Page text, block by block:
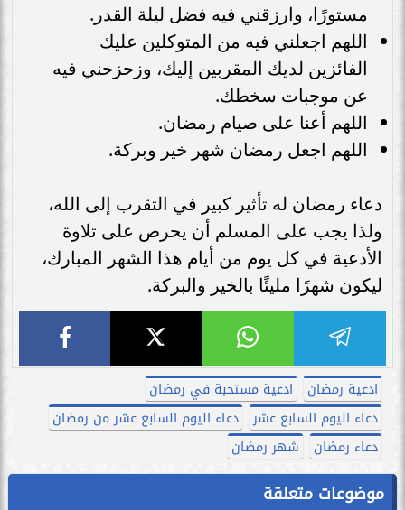
مستورًا، وارزقني فيه فضل ليلة القدر.
اللهم اجعلني فيه من المتوكلين عليك
الفائزين لديك المقربين إليك، وزحزحني فيه
عن موجبات سخطك.
اللهم أعنا على صيام رمضان.
اللهم اجعل رمضان شهر خير وبركة.
دعاء رمضان له تأثير كبير في التقرب إلى الله،
ولذا يجب على المسلم أن يحرص على تلاوة
الأدعية في كل يوم من أيام هذا الشهر المبارك،
ليكون شهرًا مليئًا بالخير والبركة.
ادعية رمضان
ادعية مستحبة في رمضان
دعاء اليوم السابع عشر
دعاء اليوم السابع عشر من رمضان
دعاء رمضان
شهر رمضان
موضوعات متعلقة